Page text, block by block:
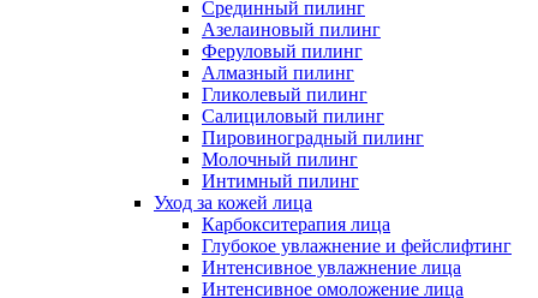
Срединный пилинг
Азелаиновый пилинг
Феруловый пилинг
Алмазный пилинг
Гликолевый пилинг
Салициловый пилинг
Пировиноградный пилинг
Молочный пилинг
Интимный пилинг
Уход за кожей лица
Карбокситерапия лица
Глубокое увлажнение и фейслифтинг
Интенсивное увлажнение лица
Интенсивное омоложение лица